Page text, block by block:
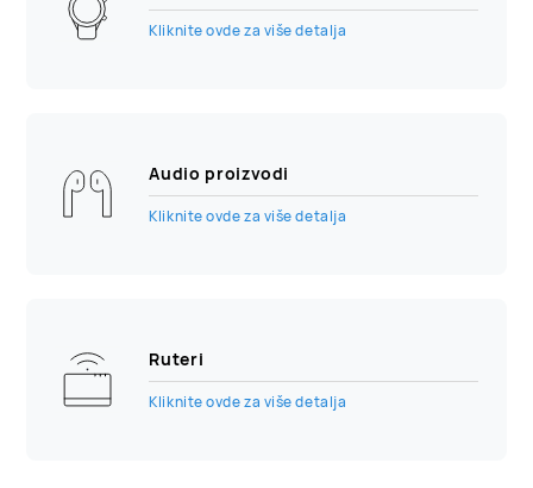
Kliknite ovde za više detalja
Audio proizvodi
Kliknite ovde za više detalja
Ruteri
Kliknite ovde za više detalja